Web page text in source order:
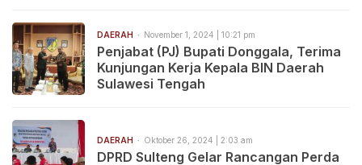
DAERAH November 1, 2024 | 10:21 pm
Penjabat (PJ) Bupati Donggala, Terima
Kunjungan Kerja Kepala BIN Daerah
Sulawesi Tengah
DAERAH Oktober 26, 2024 | 2:03 am
DPRD Sulteng Gelar Rancangan Perda